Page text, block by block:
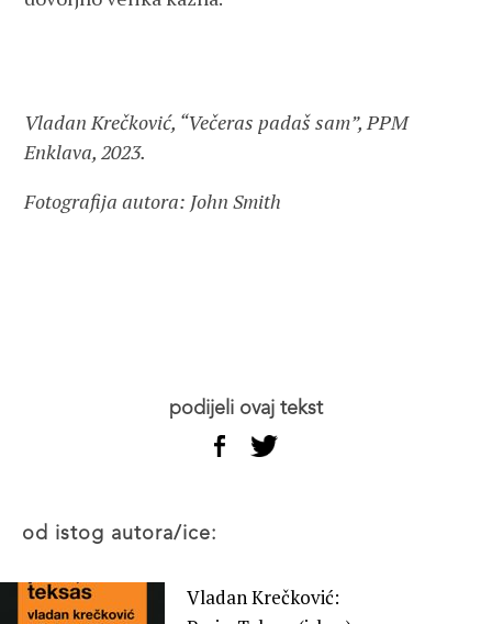
Vladan Krečković, “Večeras padaš sam”, PPM
Enklava, 2023.
Fotografija autora: John Smith
podijeli ovaj tekst
od istog autora/ice:
Vladan Krečković: